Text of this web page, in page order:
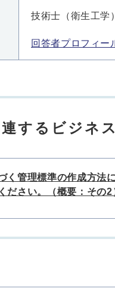
技術士（衛生工
回答者プロフィー
するビジネ
く管理標準の作成方法に
ださい。（概要：その2